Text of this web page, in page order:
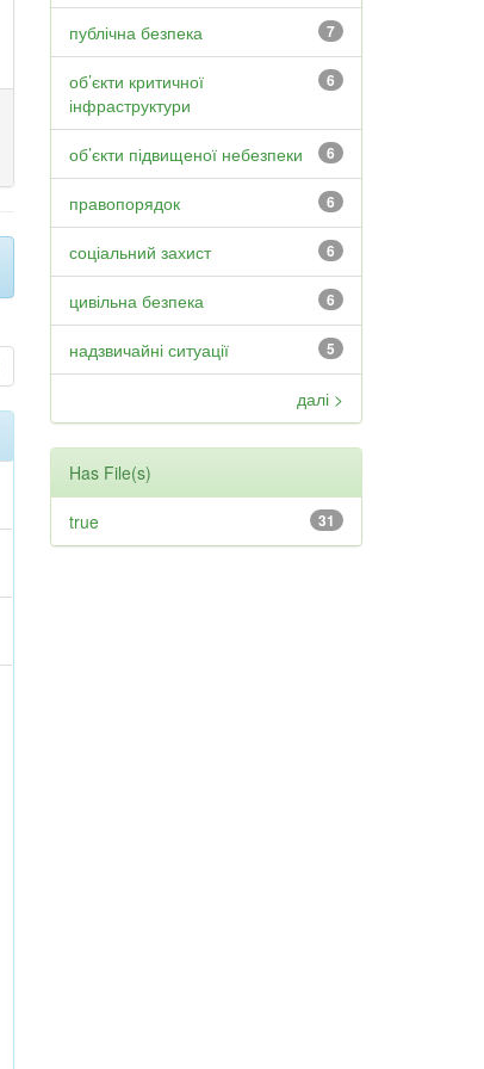
7
публічна безпека
6
об’єкти критичної
інфраструктури
6
об’єкти підвищеної небезпеки
6
правопорядок
6
соціальний захист
6
цивільна безпека
5
надзвичайні ситуації
далі >
Has File(s)
31
true